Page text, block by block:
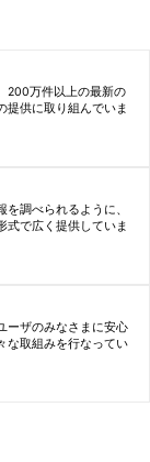
200万件以上の最新の
提供に取り組んでいま
調べられるように、
式で広く提供していま
ーザのみなさまに安心
な取組みを行なってい